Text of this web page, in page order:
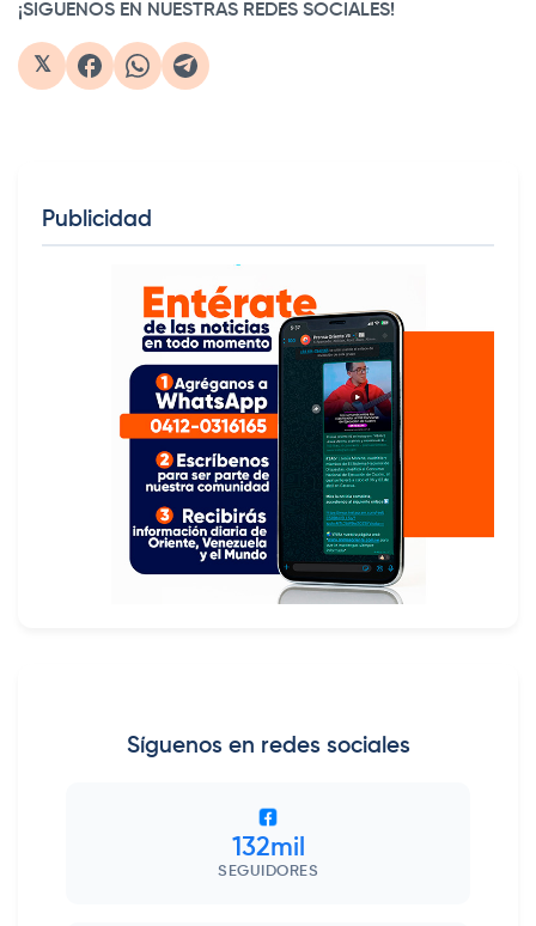
¡SIGUENOS EN NUESTRAS REDES SOCIALES!
𝕏
Publicidad
Síguenos en redes sociales
132mil
SEGUIDORES